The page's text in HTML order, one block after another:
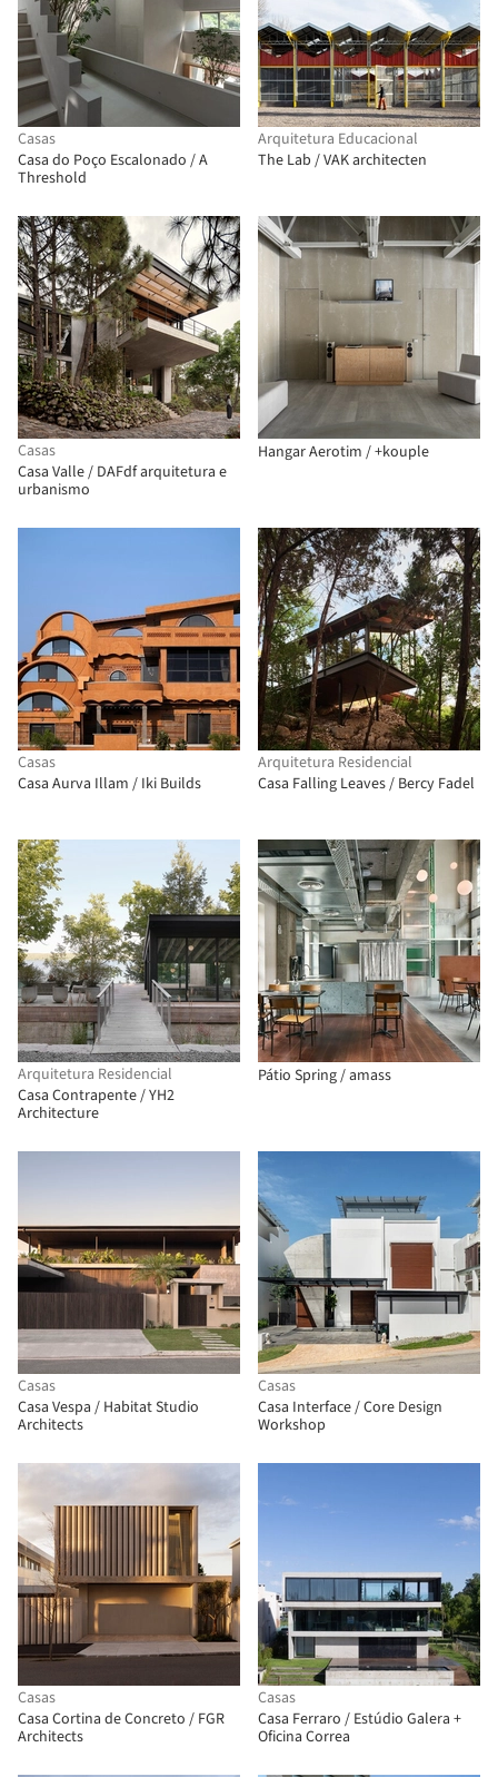
Casas
Casa do Poço Escalonado / A
Threshold
Arquitetura Educacional
The Lab / VAK architecten
Casas
Casa Valle / DAFdf arquitetura e
urbanismo
Hangar Aerotim / +kouple
Casas
Casa Aurva Illam / Iki Builds
Arquitetura Residencial
Casa Falling Leaves / Bercy Fadel
Arquitetura Residencial
Casa Contrapente / YH2
Architecture
Pátio Spring / amass
Casas
Casa Vespa / Habitat Studio
Architects
Casas
Casa Interface / Core Design
Workshop
Casas
Casa Cortina de Concreto / FGR
Architects
Casas
Casa Ferraro / Estúdio Galera +
Oficina Correa